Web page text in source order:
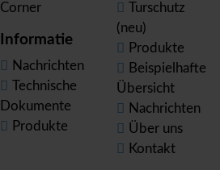
Corner
Informatie
Nachrichten
Technische
Dokumente
Produkte
Turschutz
(neu)
Produkte
Beispielhafte
Übersicht
Nachrichten
Über uns
Kontakt